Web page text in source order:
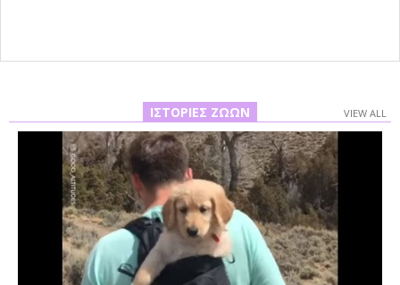
ΙΣΤΟΡΊΕΣ ΖΏΩΝ VIEW ALL